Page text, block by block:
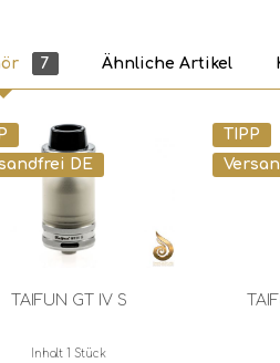
7 Ähnliche Artikel
DE
TAIFUN GT IV S
Inhalt 1 Stück
TIPP